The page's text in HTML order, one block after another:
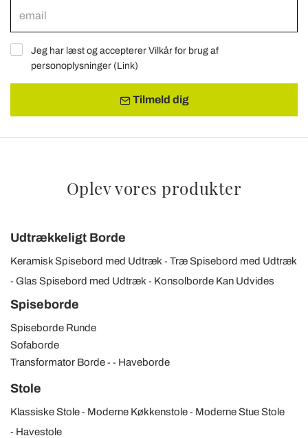
Jeg har læst og accepterer Vilkår for brug af
personoplysninger (Link)
Tilmeld dig
Oplev vores produkter
Udtrækkeligt Borde
Keramisk Spisebord med Udtræk
Træ Spisebord med Udtræk
Glas Spisebord med Udtræk
Konsolborde Kan Udvides
Spiseborde
Spiseborde Runde
Sofaborde
Transformator Borde
Haveborde
Stole
Klassiske Stole Moderne Køkkenstole
Moderne Stue Stole
Havestole